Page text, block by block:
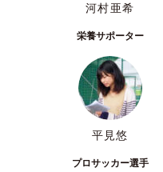
河村亜希
栄養サポーター
平見悠
プロサッカー選手